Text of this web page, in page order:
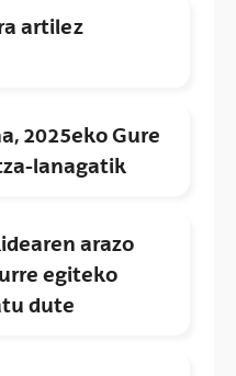
artilez
2025eko Gure
lanagatik
arazo
egiteko
dute